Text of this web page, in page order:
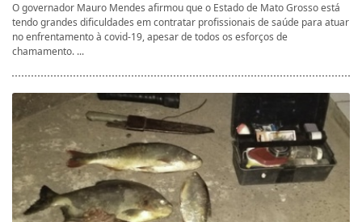
O governador Mauro Mendes afirmou que o Estado de Mato Grosso está
tendo grandes dificuldades em contratar profissionais de saúde para atuar
no enfrentamento à covid-19, apesar de todos os esforços de
chamamento. ...